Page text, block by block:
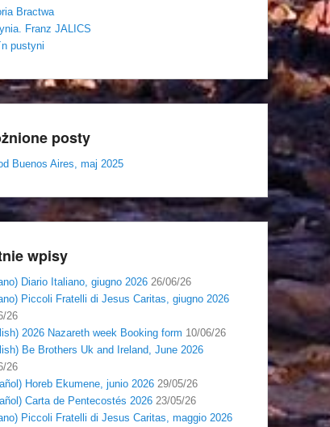
Bractwa
Franz JALICS
pustyni
posty
Buenos Aires, maj 2025
wpisy
Diario Italiano, giugno 2026 26/06/26
Piccoli Fratelli di Jesus Caritas, giugno 2026
26
2026 Nazareth week Booking form 10/06/26
Be Brothers Uk and Ireland, June 2026
26
Horeb Ekumene, junio 2026 29/05/26
Carta de Pentecostés 2026 23/05/26
Piccoli Fratelli di Jesus Caritas, maggio 2026